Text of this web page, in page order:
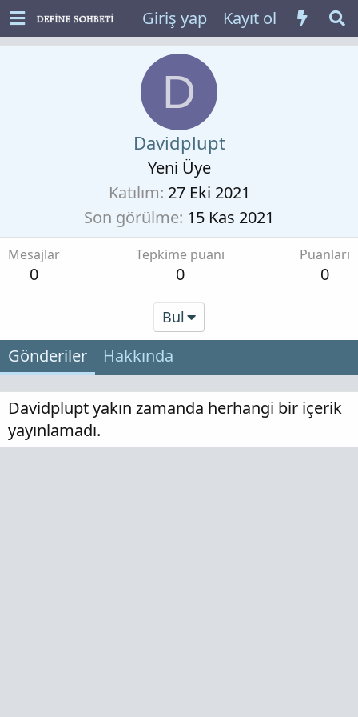
Giriş yap Kayıt ol
D
Davidplupt
Yeni Üye
Katılım 27 Eki 2021
Son görülme 15 Kas 2021
Mesajlar
0
Tepkime puanı
0
Puanları
0
Bul
Gönderiler Hakkında
Davidplupt yakın zamanda herhangi bir içerik
yayınlamadı.